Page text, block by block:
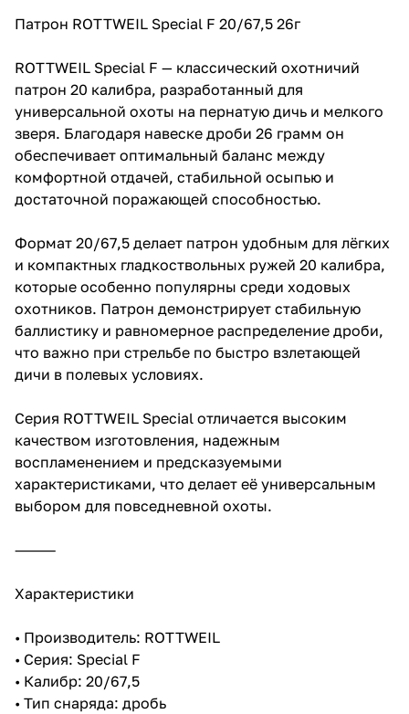
Патрон ROTTWEIL Special F 20/67,5 26г
ROTTWEIL Special F — классический охотничий
патрон 20 калибра, разработанный для
универсальной охоты на пернатую дичь и мелкого
зверя. Благодаря навеске дроби 26 грамм он
обеспечивает оптимальный баланс между
комфортной отдачей, стабильной осыпью и
достаточной поражающей способностью.
Формат 20/67,5 делает патрон удобным для лёгких
и компактных гладкоствольных ружей 20 калибра,
которые особенно популярны среди ходовых
охотников. Патрон демонстрирует стабильную
баллистику и равномерное распределение дроби,
что важно при стрельбе по быстро взлетающей
дичи в полевых условиях.
Серия ROTTWEIL Special отличается высоким
качеством изготовления, надежным
воспламенением и предсказуемыми
характеристиками, что делает её универсальным
выбором для повседневной охоты.
⸻
Характеристики
• Производитель: ROTTWEIL
• Серия: Special F
• Калибр: 20/67,5
• Тип снаряда: дробь